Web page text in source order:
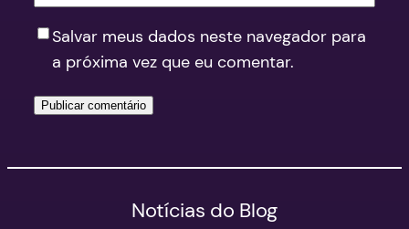
Salvar meus dados neste navegador para
a próxima vez que eu comentar.
Notícias do Blog